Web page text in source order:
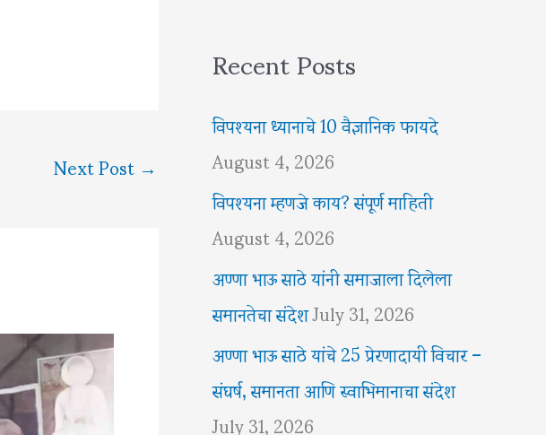
Next Post→
Recent Posts
विपश्यना ध्यानाचे 10 वैज्ञानिक फायदे
August 4, 2026
विपश्यना म्हणजे काय? संपूर्ण माहिती
August 4, 2026
अण्णा भाऊ साठे यांनी समाजाला दिलेला
समानतेचा संदेशJuly 31, 2026
अण्णा भाऊ साठे यांचे 25 प्रेरणादायी विचार –
संघर्ष, समानता आणि स्वाभिमानाचा संदेश